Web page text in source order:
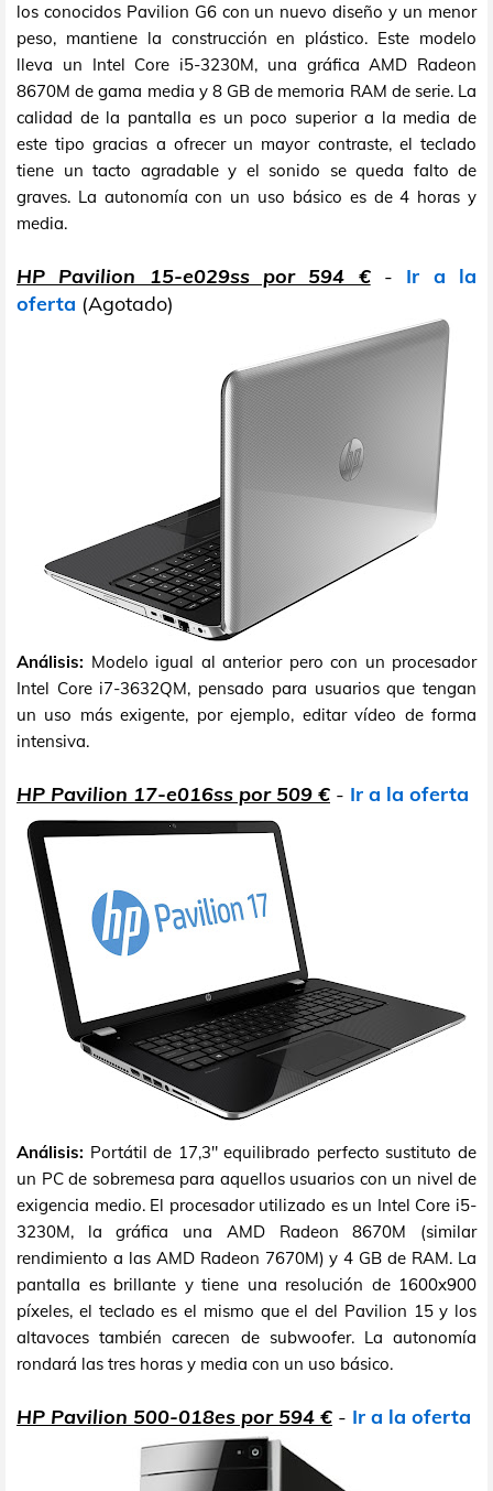
los conocidos Pavilion G6 con un nuevo diseño y un menor
peso, mantiene la construcción en plástico. Este modelo
lleva un Intel Core i5-3230M, una gráfica AMD Radeon
8670M de gama media y 8 GB de memoria RAM de serie. La
calidad de la pantalla es un poco superior a la media de
este tipo gracias a ofrecer un mayor contraste, el teclado
tiene un tacto agradable y el sonido se queda falto de
graves. La autonomía con un uso básico es de 4 horas y
media.
HP Pavilion 15-e029ss por 594 €- Ir a la
oferta (Agotado)
Análisis: Modelo igual al anterior pero con un procesador
Intel Core i7-3632QM, pensado para usuarios que tengan
un uso más exigente, por ejemplo, editar vídeo de forma
intensiva.
HP Pavilion 17-e016ss por 509 € - Ir a la oferta
Análisis: Portátil de 17,3" equilibrado perfecto sustituto de
un PC de sobremesa para aquellos usuarios con un nivel de
exigencia medio. El procesador utilizado es un Intel Core i5-
3230M, la gráfica una AMD Radeon 8670M (similar
rendimiento a las AMD Radeon 7670M) y 4 GB de RAM. La
pantalla es brillante y tiene una resolución de 1600x900
píxeles, el teclado es el mismo que el del Pavilion 15 y los
altavoces también carecen de subwoofer. La autonomía
rondará las tres horas y media con un uso básico.
HP Pavilion 500-018es por 594 € - Ir a la oferta